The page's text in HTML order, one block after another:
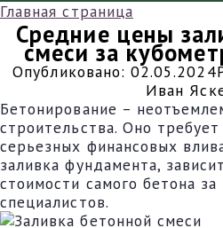
Главная страница
Средние цены
смеси за
Опубликовано: 02.05.2024
Иван
Бетонирование –
строительства. Оно
серьезных финансовых
заливка фундамента,
стоимости самого бетона за
специалистов.